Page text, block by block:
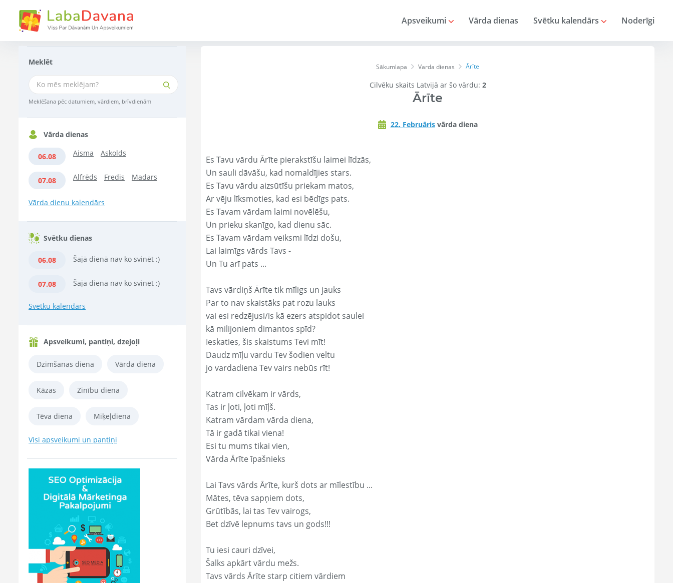
Apsveikumi Vārda dienas Svētku kalendārs Noderīgi
Meklēt
Meklēšana pēc datumiem, vārdiem, brīvdienām
Vārda dienas
06.08 Aisma Askolds
07.08 Alfrēds Fredis Madars
Vārda dienu kalendārs
Svētku dienas
06.08 Šajā dienā nav ko svinēt :)
07.08 Šajā dienā nav ko svinēt :)
Svētku kalendārs
Apsveikumi, pantiņi, dzejoļi
Dzimšanas diena Vārda diena
Kāzas Zinību diena
Tēva diena Miķeļdiena
Visi apsveikumi un pantiņi
Sākumlapa Varda dienas Ārīte
Cilvēku skaits Latvijā ar šo vārdu: 2
Ārīte
22. Februārisvārda diena
Es Tavu vārdu Ārīte pierakstīšu laimei līdzās,
Un sauli dāvāšu, kad nomaldījies stars.
Es Tavu vārdu aizsūtīšu priekam matos,
Ar vēju līksmoties, kad esi bēdīgs pats.
Es Tavam vārdam laimi novēlēšu,
Un prieku skanīgo, kad dienu sāc.
Es Tavam vārdam veiksmi līdzi došu,
Lai laimīgs vārds Tavs -
Un Tu arī pats ...
Tavs vārdiņš Ārīte tik mīligs un jauks
Par to nav skaistāks pat rozu lauks
vai esi redzējusi/is kā ezers atspidot saulei
kā milijoniem dimantos spīd?
Ieskaties, šis skaistums Tevi mīt!
Daudz mīļu vardu Tev šodien veltu
jo vardadiena Tev vairs nebūs rīt!
Katram cilvēkam ir vārds,
Tas ir ļoti, ļoti mīļš.
Katram vārdam vārda diena,
Tā ir gadā tikai viena!
Esi tu mums tikai vien,
Vārda Ārīte īpašnieks
Lai Tavs vārds Ārīte, kurš dots ar mīlestību ...
Mātes, tēva sapņiem dots,
Grūtībās, lai tas Tev vairogs,
Bet dzīvē lepnums tavs un gods!!!
Tu iesi cauri dzīvei,
Šalks apkārt vārdu mežs.
Tavs vārds Ārīte starp citiem vārdiem